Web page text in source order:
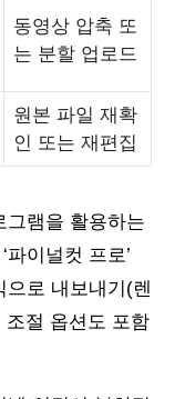
동영상 압축 또
는 분할 업로드
원본 파일 재확
인 또는 재편집
그램을 활용하는
파이널컷 프로’
으로 내보내기(렌
조절 옵션도 포함